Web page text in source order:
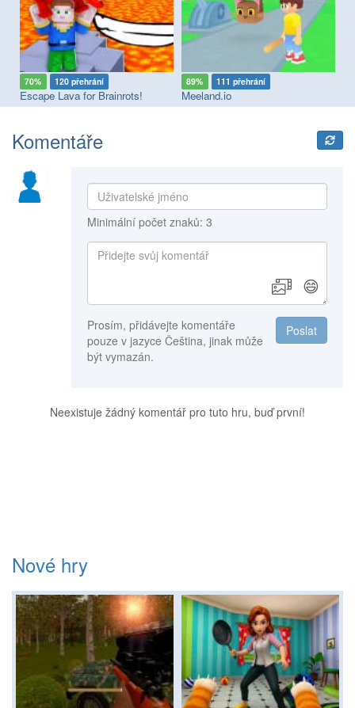
70% 120 přehrání
Escape Lava for Brainrots!
89% 111 přehrání
Meeland.io
Komentáře
Minimální počet znaků: 3
😄
Poslat
Prosím, přidávejte komentáře
pouze v jazyce Čeština, jinak může
být vymazán.
Neexistuje žádný komentář pro tuto hru, buď první!
Nové hry